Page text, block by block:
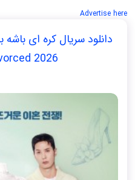
Advertise here
2026